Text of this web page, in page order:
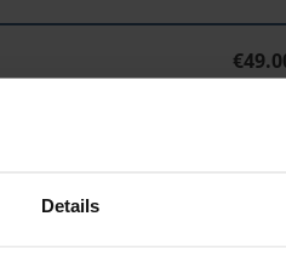
Details